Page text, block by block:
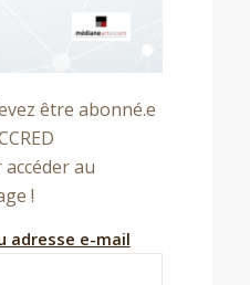
être abonné.e
accéder au
!
adresse e-mail